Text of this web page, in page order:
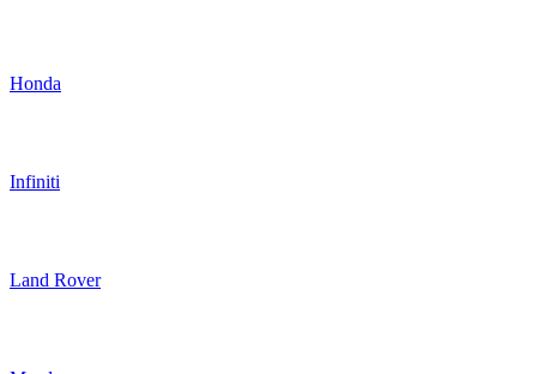
Honda
Infiniti
Land Rover